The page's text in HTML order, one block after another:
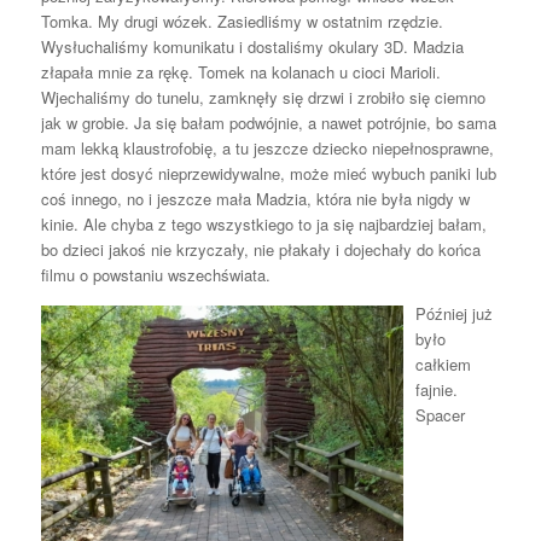
Tomka. My drugi wózek. Zasiedliśmy w ostatnim rzędzie.
Wysłuchaliśmy komunikatu i dostaliśmy okulary 3D. Madzia
złapała mnie za rękę. Tomek na kolanach u cioci Marioli.
Wjechaliśmy do tunelu, zamknęły się drzwi i zrobiło się ciemno
jak w grobie. Ja się bałam podwójnie, a nawet potrójnie, bo sama
mam lekką klaustrofobię, a tu jeszcze dziecko niepełnosprawne,
które jest dosyć nieprzewidywalne, może mieć wybuch paniki lub
coś innego, no i jeszcze mała Madzia, która nie była nigdy w
kinie. Ale chyba z tego wszystkiego to ja się najbardziej bałam,
bo dzieci jakoś nie krzyczały, nie płakały i dojechały do końca
filmu o powstaniu wszechświata.
Później już
było
całkiem
fajnie.
Spacer